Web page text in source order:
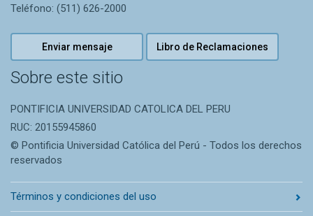
Teléfono: (511) 626-2000
Enviar mensaje Libro de Reclamaciones
Sobre este sitio
PONTIFICIA UNIVERSIDAD CATOLICA DEL PERU
RUC: 20155945860
© Pontificia Universidad Católica del Perú - Todos los derechos
reservados
Términos y condiciones del uso